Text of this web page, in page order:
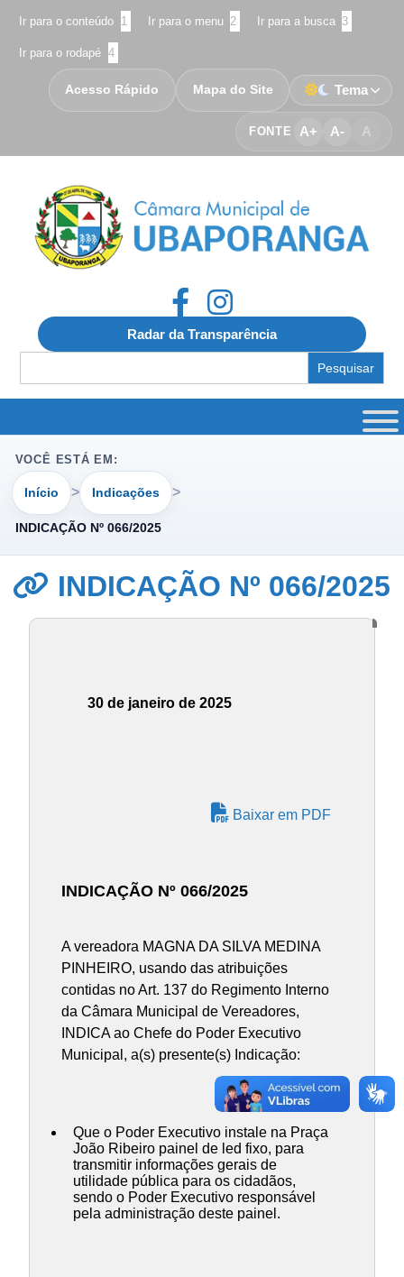
Ir para o conteúdo 1 Ir para o menu 2 Ir para a busca 3
Ir para o rodapé 4
FONTE A+ A- A
Acesso Rápido Mapa do Site Tema
Radar da Transparência
for:
VOCÊ ESTÁ EM:
Início Indicações
INDICAÇÃO Nº 066/2025
INDICAÇÃO Nº 066/2025
30 de janeiro de 2025
Baixar em PDF
INDICAÇÃO Nº 066/2025
A vereadora MAGNA DA SILVA MEDINA
PINHEIRO, usando das atribuições
contidas no Art. 137 do Regimento Interno
da Câmara Municipal de Vereadores,
INDICA ao Chefe do Poder Executivo
Municipal, a(s) presente(s) Indicação:
Que o Poder Executivo instale na Praça
João Ribeiro painel de led fixo, para
transmitir informações gerais de
utilidade pública para os cidadãos,
sendo o Poder Executivo responsável
pela administração deste painel.